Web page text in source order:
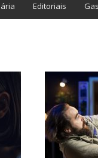
Editoriais